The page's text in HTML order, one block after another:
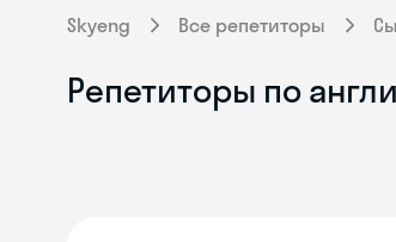
Skyeng Все репетиторы
Репетиторы по